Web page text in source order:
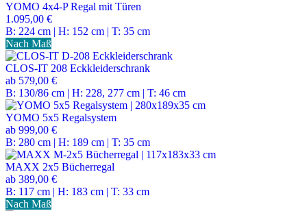
YOMO 4x4-P Regal mit Türen
1.095,00 €
B: 224 cm | H: 152 cm | T: 35 cm
Nach Maß
CLOS-IT 208 Eckkleiderschrank
ab 579,00 €
B: 130/86 cm | H: 228, 277 cm | T: 46 cm
YOMO 5x5 Regalsystem
ab 999,00 €
B: 280 cm | H: 189 cm | T: 35 cm
MAXX 2x5 Bücherregal
ab 389,00 €
B: 117 cm | H: 183 cm | T: 33 cm
Nach Maß